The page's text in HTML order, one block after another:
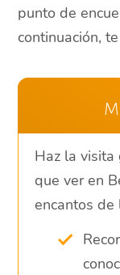
punto de
continuación,
Haz la visita
que ver en
encantos